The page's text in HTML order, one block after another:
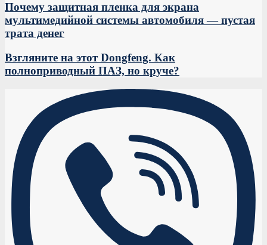
Почему защитная пленка для экрана
мультимедийной системы автомобиля — пустая
трата денег
Взгляните на этот Dongfeng. Как
полноприводный ПАЗ, но круче?